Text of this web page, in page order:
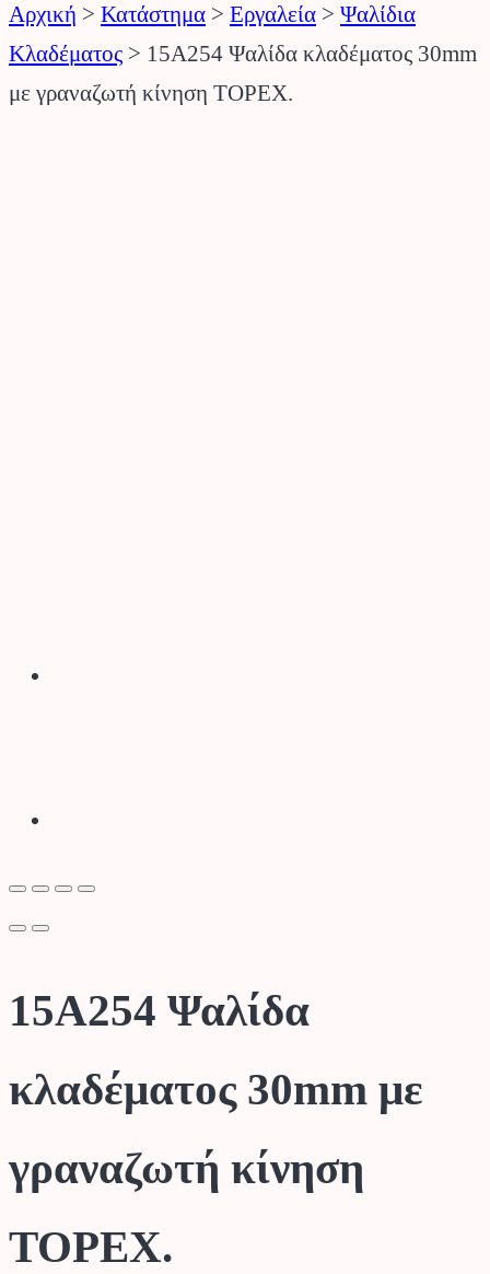
Αρχική > Κατάστημα > Εργαλεία > Ψαλίδια
Κλαδέματος > 15A254 Ψαλίδα κλαδέματος 30mm
με γραναζωτή κίνηση TOPEX.
15A254 Ψαλίδα
κλαδέματος 30mm με
γραναζωτή κίνηση
TOPEX.